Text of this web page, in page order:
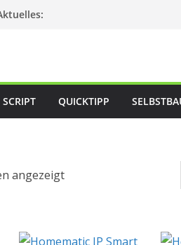
SCRIPT QUICKTIPP
angezeigt